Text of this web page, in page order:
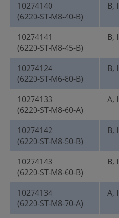
10274140
(6220-ST-M8-40-B)
B,
10274141
(6220-ST-M8-45-B)
B,
10274124
(6220-ST-M6-80-B)
B,
10274133
(6220-ST-M8-60-A)
A,
10274142
(6220-ST-M8-50-B)
B,
10274143
(6220-ST-M8-60-B)
B,
10274134
(6220-ST-M8-70-A)
A,